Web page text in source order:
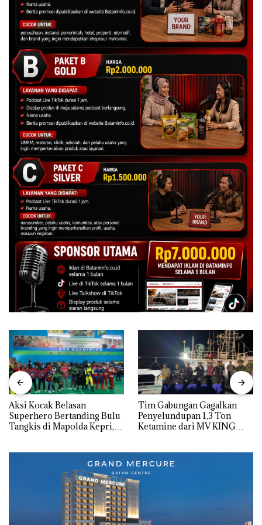
Aksi Kocak Belasan
Superhero Bertanding Bulu
Tangkis di Mapolda Kepri,
Tim Gabungan Gagalkan
Penyelundupan 1,3 Ton
Ketamine dari MV KING